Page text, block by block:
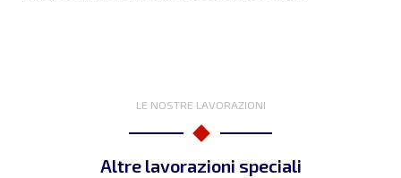
LE NOSTRE LAVORAZIONI
Altre lavorazioni speciali